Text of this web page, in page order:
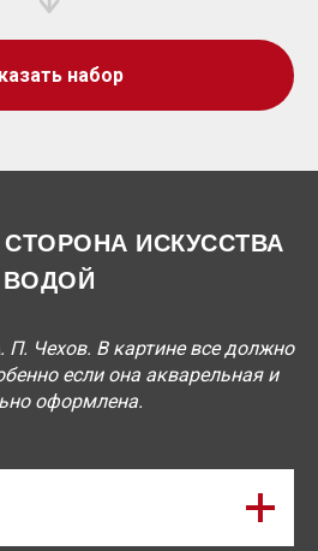
набор
ИСКУССТВА
ВОДОЙ
П. Чехов. В картине все должно
если она акварельная и
оформлена.